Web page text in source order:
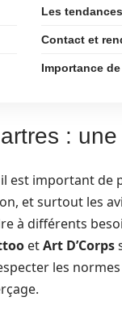
Les
Contact et
Importance
:
est important
et surtout les
à différents
etArt D’Corps
les